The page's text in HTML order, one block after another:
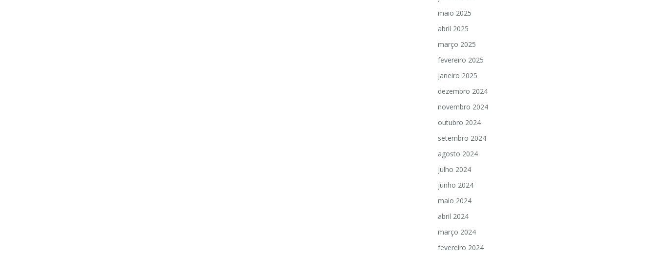
maio 2025
abril 2025
março 2025
fevereiro 2025
janeiro 2025
dezembro 2024
novembro 2024
outubro 2024
setembro 2024
agosto 2024
julho 2024
junho 2024
maio 2024
abril 2024
março 2024
fevereiro 2024